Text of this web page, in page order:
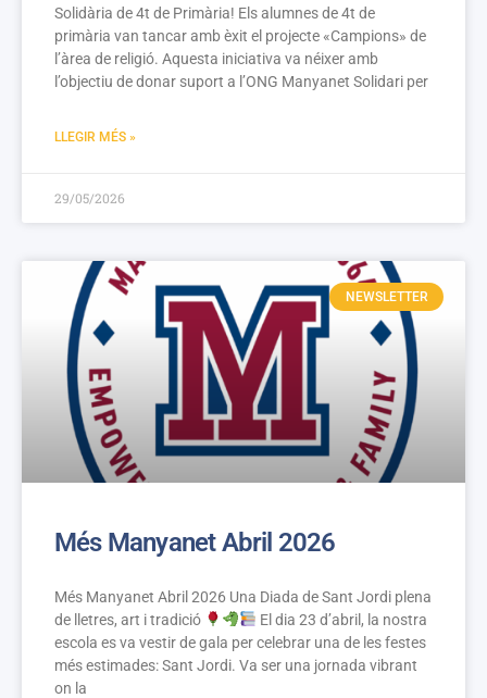
Solidària de 4t de Primària! Els alumnes de 4t de
primària van tancar amb èxit el projecte «Campions» de
l’àrea de religió. Aquesta iniciativa va néixer amb
l’objectiu de donar suport a l’ONG Manyanet Solidari per
LLEGIR MÉS »
29/05/2026
NEWSLETTER
Més Manyanet Abril 2026
Més Manyanet Abril 2026 Una Diada de Sant Jordi plena
de lletres, art i tradició
El dia 23 d’abril, la nostra
escola es va vestir de gala per celebrar una de les festes
més estimades: Sant Jordi. Va ser una jornada vibrant
on la